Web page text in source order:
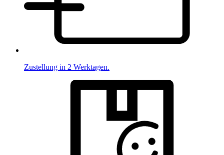
Zustellung in 2 Werktagen.